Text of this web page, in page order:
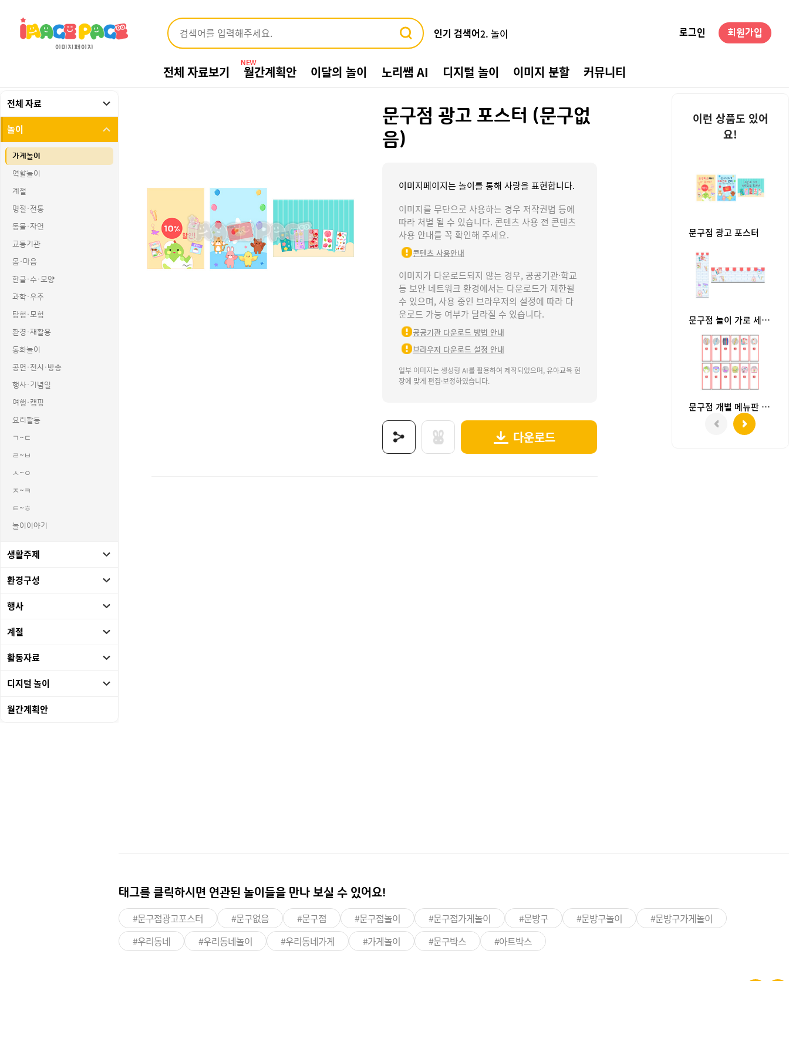
인기 검색어2. 놀이
5. 동물
6. 수박
8. 교통기관
로그인 회원가입
전체 자료보기 NEW
월간계획안 이달의 놀이 노리쌤 AI 디지털 놀이 이미지 분할 커뮤니티
전체 자료
놀이
가게놀이
역할놀이
계절
명절·전통
동물·자연
교통기관
몸·마음
한글·수·모양
과학·우주
탐험·모험
환경·재활용
동화놀이
공연·전시·방송
행사·기념일
여행·캠핑
요리활동
ㄱ~ㄷ
ㄹ~ㅂ
ㅅ~ㅇ
ㅈ~ㅋ
ㅌ~ㅎ
놀이이야기
생활주제
환경구성
행사
계절
활동자료
디지털 놀이
월간계획안
문구점 광고 포스터 (문구없
음)
이미지페이지는 놀이를 통해 사랑을 표현합니다.
이미지를 무단으로 사용하는 경우 저작권법 등에
따라 처벌 될 수 있습니다. 콘텐츠 사용 전 콘텐츠
사용 안내를 꼭 확인해 주세요.
콘텐츠 사용안내
이미지가 다운로드되지 않는 경우, 공공기관·학교
등 보안 네트워크 환경에서는 다운로드가 제한될
수 있으며, 사용 중인 브라우저의 설정에 따라 다
운로드 가능 여부가 달라질 수 있습니다.
공공기관 다운로드 방법 안내
브라우저 다운로드 설정 안내
일부 이미지는 생성형 AI를 활용하여 제작되었으며, 유아교육 현
장에 맞게 편집·보정하였습니다.
다운로드
태그를 클릭하시면 연관된 놀이들을 만나 보실 수 있어요!
#문구점광고포스터 #문구없음 #문구점 #문구점놀이 #문구점가게놀이 #문방구 #문방구놀이
#문방구가게놀이
#우리동네
#우리동네놀이 #우리동네가게 #가게놀이 #문구박스 #아트박스
이런 상품도 있어
요!
문구점 광고 포스터
문구점 놀이 가로 세로 배너 (문구없음)
문구점 개별 메뉴판 (문구없음)